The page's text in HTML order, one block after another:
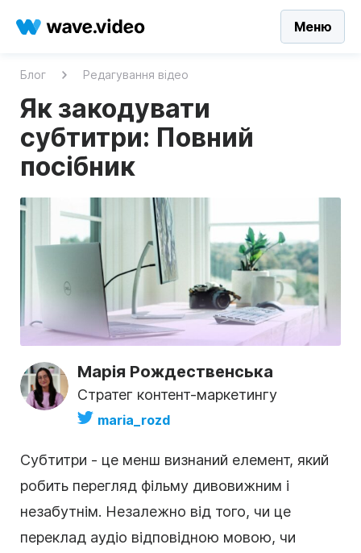
Меню
Блог Редагування відео
Як закодувати
субтитри: Повний
посібник
Марія Рождественська
Стратег контент-маркетингу
maria_rozd
Субтитри - це менш визнаний елемент, який
робить перегляд фільму дивовижним і
незабутнім. Незалежно від того, чи це
переклад аудіо відповідною мовою, чи